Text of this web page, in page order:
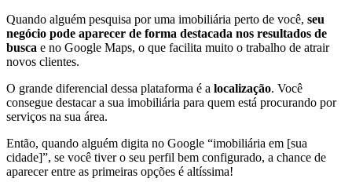
Quando alguém pesquisa por uma imobiliária perto de você, seu
negócio pode aparecer de forma destacada nos resultados de
busca e no Google Maps, o que facilita muito o trabalho de atrair
novos clientes.
O grande diferencial dessa plataforma é a localização. Você
consegue destacar a sua imobiliária para quem está procurando por
serviços na sua área.
Então, quando alguém digita no Google “imobiliária em [sua
cidade]”, se você tiver o seu perfil bem configurado, a chance de
aparecer entre as primeiras opções é altíssima!